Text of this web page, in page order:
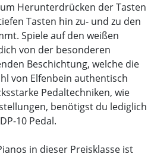
Herunterdrücken der Tasten
Tasten hin zu- und zu den
Spiele auf den weißen
von der besonderen
Beschichtung, welche die
von Elfenbein authentisch
Pedaltechniken, wie
benötigst du lediglich
10 Pedal.
in dieser Preisklasse ist